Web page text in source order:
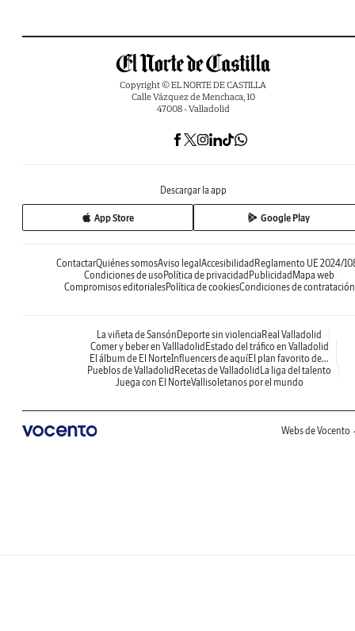
Copyright © EL NORTE DE CASTILLA
Calle Vázquez de Menchaca, 10
47008 - Valladolid
Descargar la app
App Store Google Play
ContactarQuiénes somosAviso legal Accesibilidad Reglamento UE 2024/
Condiciones de uso Política de privacidad Publicidad Mapa web
Compromisos editorialesPolítica de cookiesCondiciones de contratación
La viñeta de Sansón Deporte sin violencia Real Valladolid
Comer y beber en Vallladolid Estado del tráfico en Valladolid
El álbum de El NorteInfluencers de aquíEl plan favorito de...
Pueblos de Valladolid Recetas de Valladolid La liga del talento
Juega con El NorteVallisoletanos por el mundo
Webs de Vocento